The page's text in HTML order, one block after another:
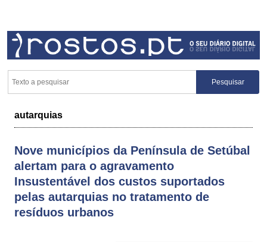
autarquias
Nove municípios da Península de Setúbal
alertam para o agravamento
Insustentável dos custos suportados
pelas autarquias no tratamento de
resíduos urbanos